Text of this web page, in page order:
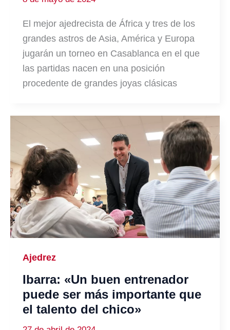
El mejor ajedrecista de África y tres de los
grandes astros de Asia, América y Europa
jugarán un torneo en Casablanca en el que
las partidas nacen en una posición
procedente de grandes joyas clásicas
Ajedrez
Ibarra: «Un buen entrenador
puede ser más importante que
el talento del chico»